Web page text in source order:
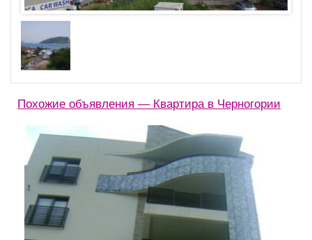
Похожие объявления — Квартира в Черногории